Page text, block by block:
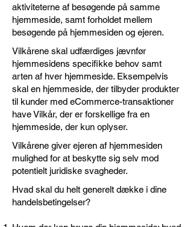
aktiviteterne af besøgende på samme
hjemmeside, samt forholdet mellem
besøgende på hjemmesiden og ejeren.
Vilkårene skal udfærdiges jævnfør
hjemmesidens specifikke behov samt
arten af hver hjemmeside. Eksempelvis
skal en hjemmeside, der tilbyder produkter
til kunder med eCommerce-transaktioner
have Vilkår, der er forskellige fra en
hjemmeside, der kun oplyser.
Vilkårene giver ejeren af hjemmesiden
mulighed for at beskytte sig selv mod
potentielt juridiske svagheder.
Hvad skal du helt generelt dække i dine
handelsbetingelser?